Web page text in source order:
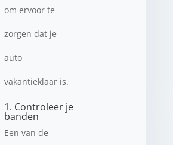
om ervoor te
zorgen dat je
auto
vakantieklaar is.
1. Controleer je
banden
Een van de